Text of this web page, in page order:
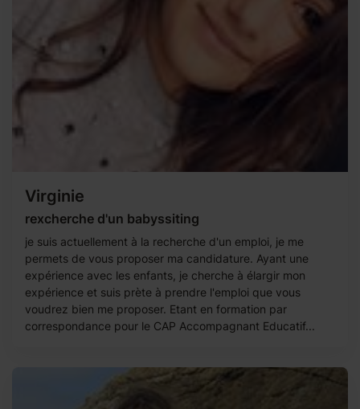
Virginie
rexcherche d'un babyssiting
je suis actuellement à la recherche d'un emploi, je me
permets de vous proposer ma candidature. Ayant une
expérience avec les enfants, je cherche à élargir mon
expérience et suis prète à prendre l'emploi que vous
voudrez bien me proposer. Etant en formation par
correspondance pour le CAP Accompagnant Educatif...